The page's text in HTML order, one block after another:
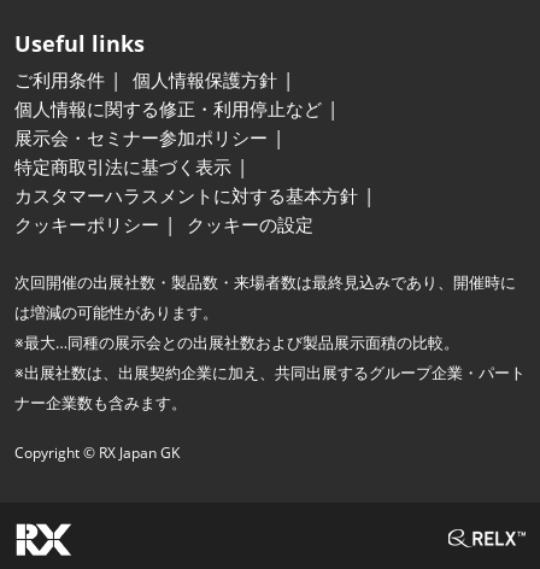
Useful links
ご利用条件
個人情報保護方針
個人情報に関する修正・利用停止など
展示会・セミナー参加ポリシー
特定商取引法に基づく表示
カスタマーハラスメントに対する基本方針
クッキーポリシー
クッキーの設定
次回開催の出展社数・製品数・来場者数は最終見込みであり、開催時に
は増減の可能性があります。
※最大…同種の展示会との出展社数および製品展示面積の比較。
※出展社数は、出展契約企業に加え、共同出展するグループ企業・パート
ナー企業数も含みます。
Copyright © RX Japan GK